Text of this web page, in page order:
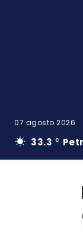
07 agosto 2026
33.3 C